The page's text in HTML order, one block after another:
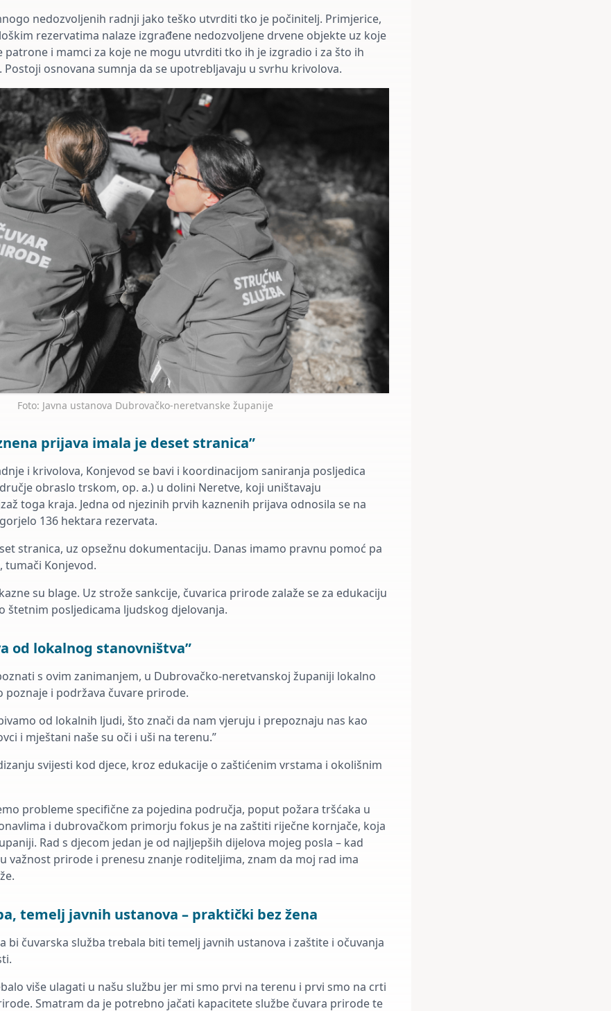
nedozvoljenih radnji jako teško utvrditi tko je počinitelj. Primjerice,
rezervatima nalaze izgrađene nedozvoljene drvene objekte uz koje
patrone i mamci za koje ne mogu utvrditi tko ih je izgradio i za što ih
osnovana sumnja da se upotrebljavaju u svrhu krivolova.
Foto: Javna ustanova Dubrovačko-neretvanske županije
prijava imala je deset stranica”
i krivolova, Konjevod se bavi i koordinacijom saniranja posljedica
obraslo trskom, op. a.) u dolini Neretve, koji uništavaju
toga kraja. Jedna od njezinih prvih kaznenih prijava odnosila se na
136 hektara rezervata.
stranica, uz opsežnu dokumentaciju. Danas imamo pravnu pomoć pa
tumači Konjevod.
su blage. Uz strože sankcije, čuvarica prirode zalaže se za edukaciju
štetnim posljedicama ljudskog djelovanja.
od lokalnog stanovništva”
s ovim zanimanjem, u Dubrovačko-neretvanskoj županiji lokalno
i podržava čuvare prirode.
od lokalnih ljudi, što znači da nam vjeruju i prepoznaju nas kao
i mještani naše su oči i uši na terenu.”
svijesti kod djece, kroz edukacije o zaštićenim vrstama i okolišnim
probleme specifične za pojedina područja, poput požara tršćaka u
i dubrovačkom primorju fokus je na zaštiti riječne kornjače, koja
Rad s djecom jedan je od najljepših dijelova mojeg posla – kad
važnost prirode i prenesu znanje roditeljima, znam da moj rad ima
temelj javnih ustanova – praktički bez žena
bi čuvarska služba trebala biti temelj javnih ustanova i zaštite i očuvanja
više ulagati u našu službu jer mi smo prvi na terenu i prvi smo na crti
Smatram da je potrebno jačati kapacitete službe čuvara prirode te